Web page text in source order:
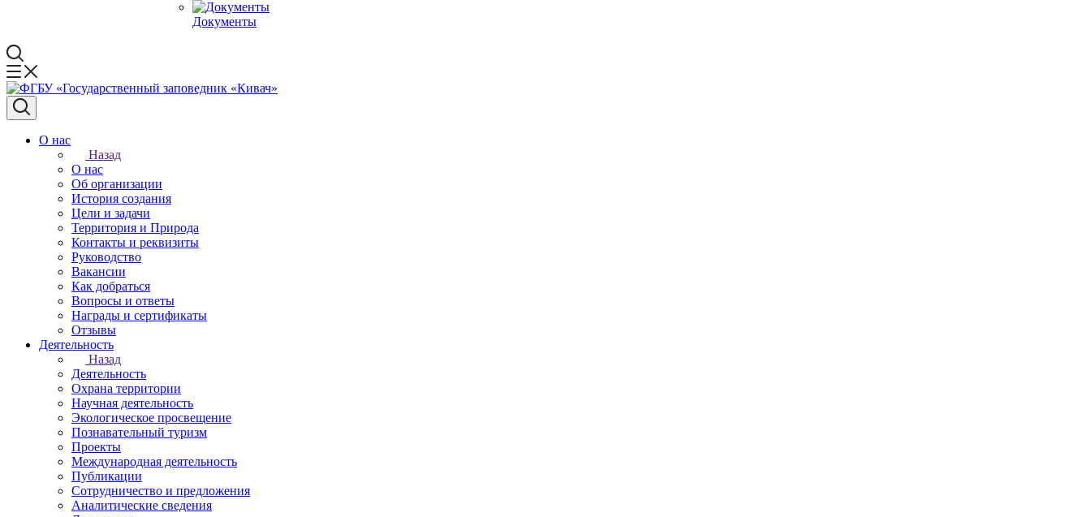
Документы
О нас
Назад
О нас
Об организации
История создания
Цели и задачи
Территория и Природа
Контакты и реквизиты
Руководство
Вакансии
Как добраться
Вопросы и ответы
Награды и сертификаты
Отзывы
Деятельность
Назад
Деятельность
Охрана территории
Научная деятельность
Экологическое просвещение
Познавательный туризм
Проекты
Международная деятельность
Публикации
Сотрудничество и предложения
Аналитические сведения